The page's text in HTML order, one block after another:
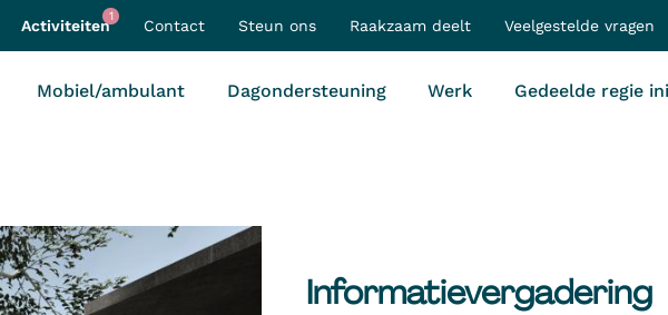
Activiteiten
1
Contact Steun ons Raakzaam deelt Veelgestelde vragen
Mobiel/ambulant Dagondersteuning Werk Gedeelde regie
Informatievergadering